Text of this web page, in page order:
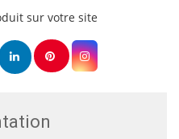
sur votre site